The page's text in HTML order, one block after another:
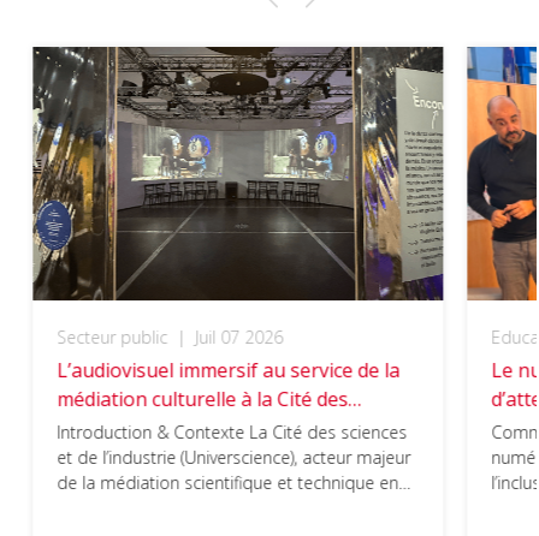
Secteur public | Juil 07 2026
L’audiovisuel immersif au service de la
médiation culturelle à la Cité des
sciences et de l’industrie
Introduction & Contexte La Cité des sciences
et de l’industrie (Universcience), acteur majeur
de la médiation scientifique et technique en
Le